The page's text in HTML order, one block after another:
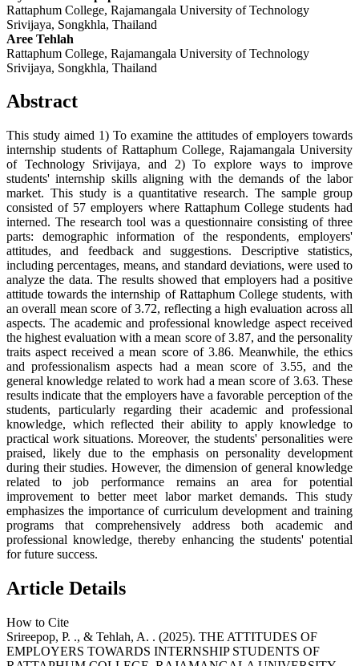
Rattaphum College, Rajamangala University of Technology
Srivijaya, Songkhla, Thailand
Aree Tehlah
Rattaphum College, Rajamangala University of Technology
Srivijaya, Songkhla, Thailand
Abstract
This study aimed 1) To examine the attitudes of employers towards
internship students of Rattaphum College, Rajamangala University
of Technology Srivijaya, and 2) To explore ways to improve
students' internship skills aligning with the demands of the labor
market. This study is a quantitative research. The sample group
consisted of 57 employers where Rattaphum College students had
interned. The research tool was a questionnaire consisting of three
parts: demographic information of the respondents, employers'
attitudes, and feedback and suggestions. Descriptive statistics,
including percentages, means, and standard deviations, were used to
analyze the data. The results showed that employers had a positive
attitude towards the internship of Rattaphum College students, with
an overall mean score of 3.72, reflecting a high evaluation across all
aspects. The academic and professional knowledge aspect received
the highest evaluation with a mean score of 3.87, and the personality
traits aspect received a mean score of 3.86. Meanwhile, the ethics
and professionalism aspects had a mean score of 3.55, and the
general knowledge related to work had a mean score of 3.63. These
results indicate that the employers have a favorable perception of the
students, particularly regarding their academic and professional
knowledge, which reflected their ability to apply knowledge to
practical work situations. Moreover, the students' personalities were
praised, likely due to the emphasis on personality development
during their studies. However, the dimension of general knowledge
related to job performance remains an area for potential
improvement to better meet labor market demands. This study
emphasizes the importance of curriculum development and training
programs that comprehensively address both academic and
professional knowledge, thereby enhancing the students' potential
for future success.
Article Details
How to Cite
Srireepop, P. ., & Tehlah, A. . (2025). THE ATTITUDES OF
EMPLOYERS TOWARDS INTERNSHIP STUDENTS OF